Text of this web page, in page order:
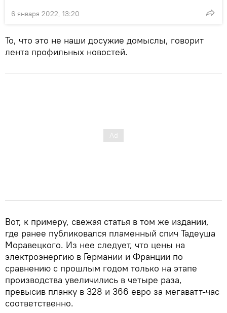
6 января 2022, 13:20
То, что это не наши досужие домыслы, говорит
лента профильных новостей.
Вот, к примеру, свежая статья в том же издании,
где ранее публиковался пламенный спич Тадеуша
Моравецкого. Из нее следует, что цены на
электроэнергию в Германии и Франции по
сравнению с прошлым годом только на этапе
производства увеличились в четыре раза,
превысив планку в 328 и 366 евро за мегаватт-час
соответственно.